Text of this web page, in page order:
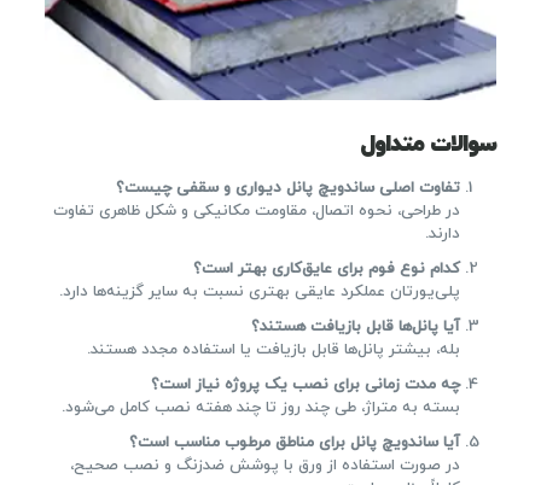
سوالات متداول
تفاوت اصلی ساندویچ پانل دیواری و سقفی چیست؟
در طراحی، نحوه اتصال، مقاومت مکانیکی و شکل ظاهری تفاوت
دارند.
کدام نوع فوم برای عایق‌کاری بهتر است؟
پلی‌یورتان عملکرد عایقی بهتری نسبت به سایر گزینه‌ها دارد.
آیا پانل‌ها قابل بازیافت هستند؟
بله، بیشتر پانل‌ها قابل بازیافت یا استفاده مجدد هستند.
چه مدت زمانی برای نصب یک پروژه نیاز است؟
بسته به متراژ، طی چند روز تا چند هفته نصب کامل می‌شود.
آیا ساندویچ پانل برای مناطق مرطوب مناسب است؟
در صورت استفاده از ورق با پوشش ضدزنگ و نصب صحیح،